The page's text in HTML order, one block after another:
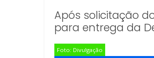
​Após solicitação
para entrega da
Foto: Divulgação